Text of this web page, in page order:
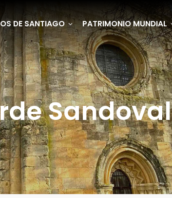
DE SANTIAGO PATRIMONIO MUNDIAL
Sandoval